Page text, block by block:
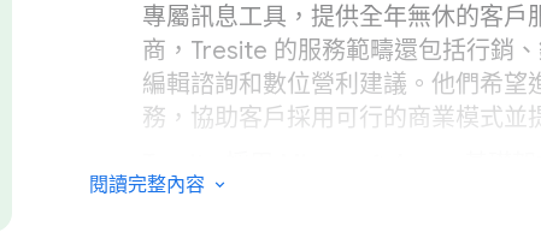
專屬訊息工具，提供全年無休的客戶
商，Tresite 的服務範疇還包括行銷
編輯諮詢和數位營利建議。他們希望
務，協助客戶採用可行的商業模式並
略夥伴」為客戶提供內容傳遞網路
閱讀完整內容